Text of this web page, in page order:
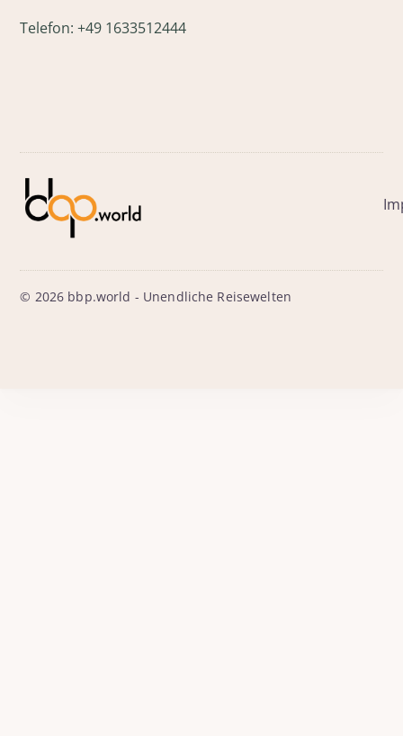
Telefon: +49 1633512444
© 2026 bbp.world - Unendliche Reisewelten